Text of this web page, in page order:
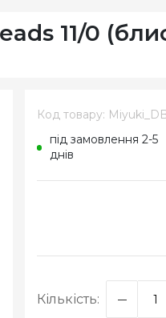
11/0
Код товару:
під замовлення 2-5
днів
Кількість: